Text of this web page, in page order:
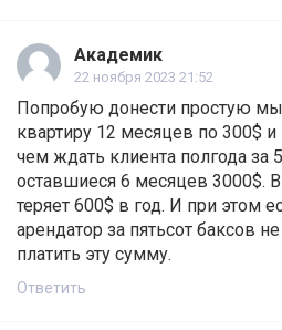
Академик
22 ноября 2023 21:52
Попробую донести простую
квартиру 12 месяцев по 300$ и
чем ждать клиента полгода за
оставшиеся 6 месяцев 3000$.
теряет 600$ в год. И при этом
арендатор за пятьсот баксов
платить эту сумму.
Ответить